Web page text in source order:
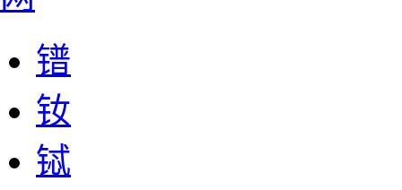
镨
钕
铽